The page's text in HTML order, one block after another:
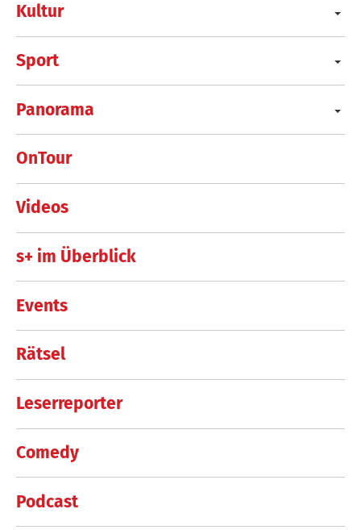
Kultur
Sport
Panorama
OnTour
Videos
s+ im Überblick
Events
Rätsel
Leserreporter
Comedy
Podcast